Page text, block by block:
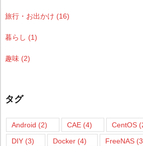
旅行・お出かけ (16)
暮らし (1)
趣味 (2)
タグ
Android (2) CAE(4) CentOS
DIY (3) Docker (4) FreeNAS